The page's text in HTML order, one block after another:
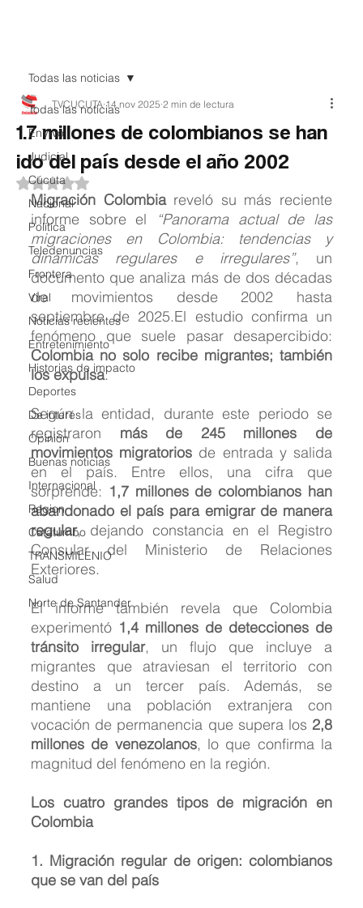
Todas las noticias
EnVivo
Judicial
Cúcuta
Nacional
Política
Teledenuncias
Frontera
Viral
Noticias recientes
Entretenimiento
Historias de impacto
Deportes
De interés
Opinión
Buenas noticias
Internacional
Region
Catatumbo
TRANSMILENIO
Salud
Norte de Santander
Todas las noticias
1.7 millones de colombianos se han
ido del país desde el año 2002
TVCUCUTA 14 nov 2025 2 min de lectura
Obtuvo NaN de 5 estrellas.
Migración Colombia reveló su más reciente
informe sobre el
“Panorama actual de las
migraciones en Colombia: tendencias y
dinámicas regulares e irregulares”, un
documento que analiza más de dos décadas
de movimientos desde 2002 hasta
septiembre de 2025.El estudio confirma un
Colombia no solo recibe migrantes; también
los expulsa.
Según la entidad, durante este periodo se
registraron más de 245 millones de
movimientos migratorios de entrada y salida
en el país. Entre ellos, una cifra que
sorprende: 1,7 millones de colombianos han
abandonado el país para emigrar de manera
regular, dejando constancia en el Registro
Consular del Ministerio de Relaciones
Exteriores.
El informe también revela que Colombia
experimentó 1,4 millones de detecciones de
tránsito irregular, un flujo que incluye a
migrantes que atraviesan el territorio con
destino a un tercer país. Además, se
mantiene una población extranjera con
vocación de permanencia que supera los 2,8
millones de venezolanos, lo que confirma la
magnitud del fenómeno en la región.
Los cuatro grandes tipos de migración en
Colombia
1. Migración regular de origen: colombianos
que se van del país